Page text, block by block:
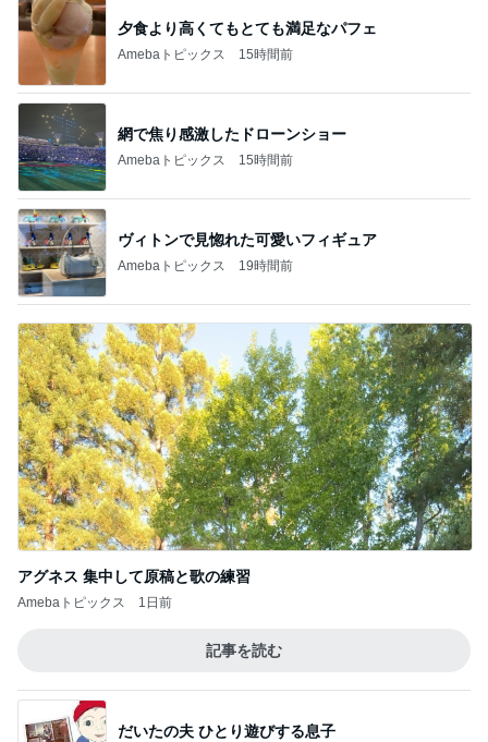
夕食より高くてもとても満足なパフェ
Amebaトピックス 15時間前
網で焦り感激したドローンショー
Amebaトピックス 15時間前
ヴィトンで見惚れた可愛いフィギュア
Amebaトピックス 19時間前
アグネス 集中して原稿と歌の練習
Amebaトピックス 1日前
記事を読む
だいたの夫 ひとり遊びする息子